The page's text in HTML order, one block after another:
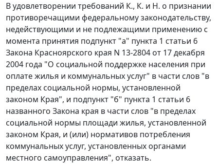
В удовлетворении требований К., К. и Н. о признании
противоречащими федеральному законодательству,
недействующими и не подлежащими применению с
момента принятия подпункт "а" пункта 1 статьи 6
Закона Красноярского края N 13-2804 от 17 декабря
2004 года "О социальной поддержке населения при
оплате жилья и коммунальных услуг" в части слов "в
пределах социальной нормы, установленной
законом Края", и подпункт "б" пункта 1 статьи 6
названного Закона края в части слов "в пределах
социальной нормы площади жилья, установленной
законом Края, и (или) нормативов потребления
коммунальных услуг, установленных органами
местного самоуправления", отказать.